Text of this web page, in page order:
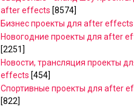
after effects [8574]
Бизнес проекты для after effects
Новогодние проекты для after
[2251]
Новости, трансляция проекты
effects [454]
Спортивные проекты для after
[822]